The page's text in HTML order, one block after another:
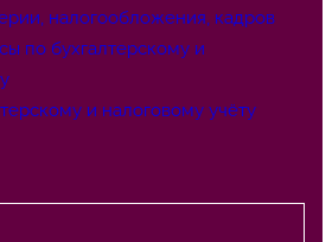
налогообложения, кадров
по бухгалтерскому и
и налоговому учёту